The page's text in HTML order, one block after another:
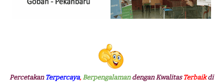
Percetakan Terpercaya, Berpengalamandengan Kwalitas Terbaik di